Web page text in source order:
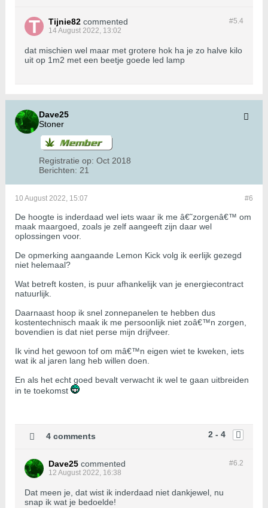
#5.4
Tijnie82 commented
14 August 2022, 13:02
dat mischien wel maar met grotere hok ha je zo halve kilo
uit op 1m2 met een beetje goede led lamp
Dave25
Stoner
Registratie op: Oct 2018
Berichten: 21
#6
10 August 2022, 15:07
De hoogte is inderdaad wel iets waar ik me â€˜zorgenâ€™ om
maak maargoed, zoals je zelf aangeeft zijn daar wel
oplossingen voor.
De opmerking aangaande Lemon Kick volg ik eerlijk gezegd
niet helemaal?
Wat betreft kosten, is puur afhankelijk van je energiecontract
natuurlijk.
Daarnaast hoop ik snel zonnepanelen te hebben dus
kostentechnisch maak ik me persoonlijk niet zoâ€™n zorgen,
bovendien is dat niet perse mijn drijfveer.
Ik vind het gewoon tof om mâ€™n eigen wiet te kweken, iets
wat ik al jaren lang heb willen doen.
En als het echt goed bevalt verwacht ik wel te gaan uitbreiden
in te toekomst
2 - 4
4 comments
#6.2
Dave25 commented
12 August 2022, 16:38
Dat meen je, dat wist ik inderdaad niet dankjewel, nu
snap ik wat je bedoelde!